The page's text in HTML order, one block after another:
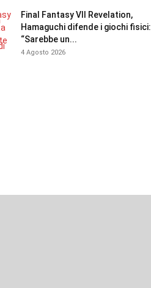
Final Fantasy VII Revelation,
Hamaguchi difende i giochi fisici:
“Sarebbe un...
4 Agosto 2026